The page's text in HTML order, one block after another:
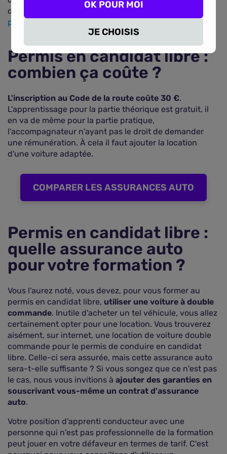
devis personnalisés et trouver uncontrat assurance
pas cher jeune conducteur
Permis en candidat libre :
combien ça coûte ?
L'inscription au Code de la route coûte 30 €.
L'apprentissage pour la partie théorique est gratuit, il
en va de même pour la partie pratique,
l'accompagnateur n'ayant pas le droit de demander
une rémunération. À cela il faut ajouter la location
d'une voiture adaptée.
COMPARER LES ASSURANCES AUTO
Permis en candidat libre :
quelle assurance auto
pour votre formation ?
Vous l'aurez noté, vous devez, pour vous former au
permis en candidat libre, utiliser une voiture à double
commande. Inutile d'acheter un tel véhicule, vous allez
certainement opter pour une location. Vous trouverez
aisément, sur internet, une location de voiture double
commande pour le permis de conduire en candidat
libre. Celle-ci sera assurée, mais cette assurance auto
sera-t-elle suffisante ? Si vous songez que ce n'est pas
le cas, nous vous invitions à ajouter des garanties en
souscrivant vous-même un contrat d'assurance
auto.
Votre position d'apprenti conducteur avec une
personne qui n'est pas professionnelle de la formation
peut jouer en votre défaveur en termes de tarif. C'est
JE CHOISIS
OK POUR MOI